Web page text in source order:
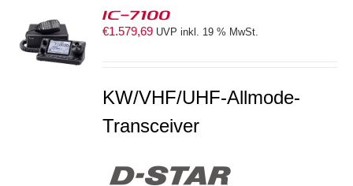
IC-7100
€1.579,69 UVP inkl. 19 % MwSt.
KW/VHF/UHF-Allmode-
Transceiver